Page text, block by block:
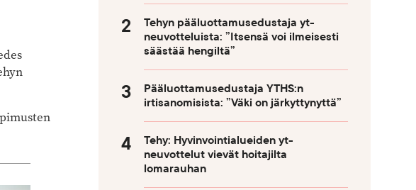
Tehyn pääluottamusedustaja yt-
neuvotteluista: ”Itsensä voi ilmeisesti
säästää hengiltä”
Pääluottamusedustaja YTHS:n
irtisanomisista: ”Väki on järkyttynyttä”
Tehy: Hyvinvointialueiden yt-
neuvottelut vievät hoitajilta
lomarauhan